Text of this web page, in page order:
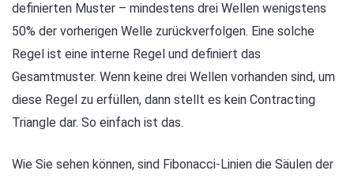
definierten Muster – mindestens drei Wellen wenigstens
50% der vorherigen Welle zurückverfolgen. Eine solche
Regel ist eine interne Regel und definiert das
Gesamtmuster. Wenn keine drei Wellen vorhanden sind, um
diese Regel zu erfüllen, dann stellt es kein Contracting
Triangle dar. So einfach ist das.
Wie Sie sehen können, sind Fibonacci-Linien die Säulen der